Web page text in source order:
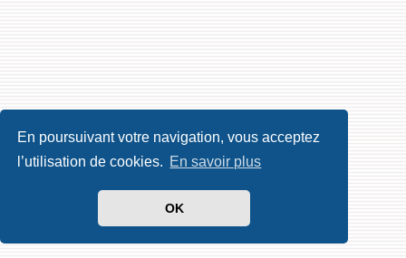
En poursuivant votre navigation, vous acceptez
l’utilisation de cookies. En savoir plus
OK